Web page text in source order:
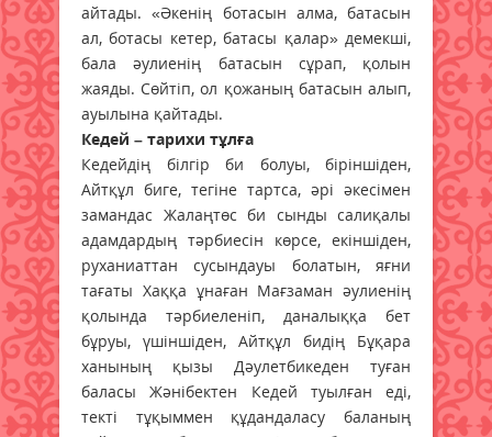
айтады. «Әкенің ботасын алма, батасын
ал, ботасы кетер, батасы қалар» демекші,
бала әулиенің батасын сұрап, қолын
жаяды. Сөйтіп, ол қожаның батасын алып,
ауылына қайтады.
Кедей – тарихи тұлға
Кедейдің білгір би болуы, біріншіден,
Айтқұл биге, тегіне тартса, әрі әкесімен
замандас Жалаңтөс би сынды салиқалы
адамдардың тәрбиесін көрсе, екіншіден,
руханиаттан сусындауы болатын, яғни
тағаты Хаққа ұнаған Мағзаман әулиенің
қолында тәрбиеленіп, даналыққа бет
бұруы, үшіншіден, Айтқұл бидің Бұқара
ханының қызы Дәулетбикеден туған
баласы Жәнібектен Кедей туылған еді,
текті тұқыммен құдандаласу баланың